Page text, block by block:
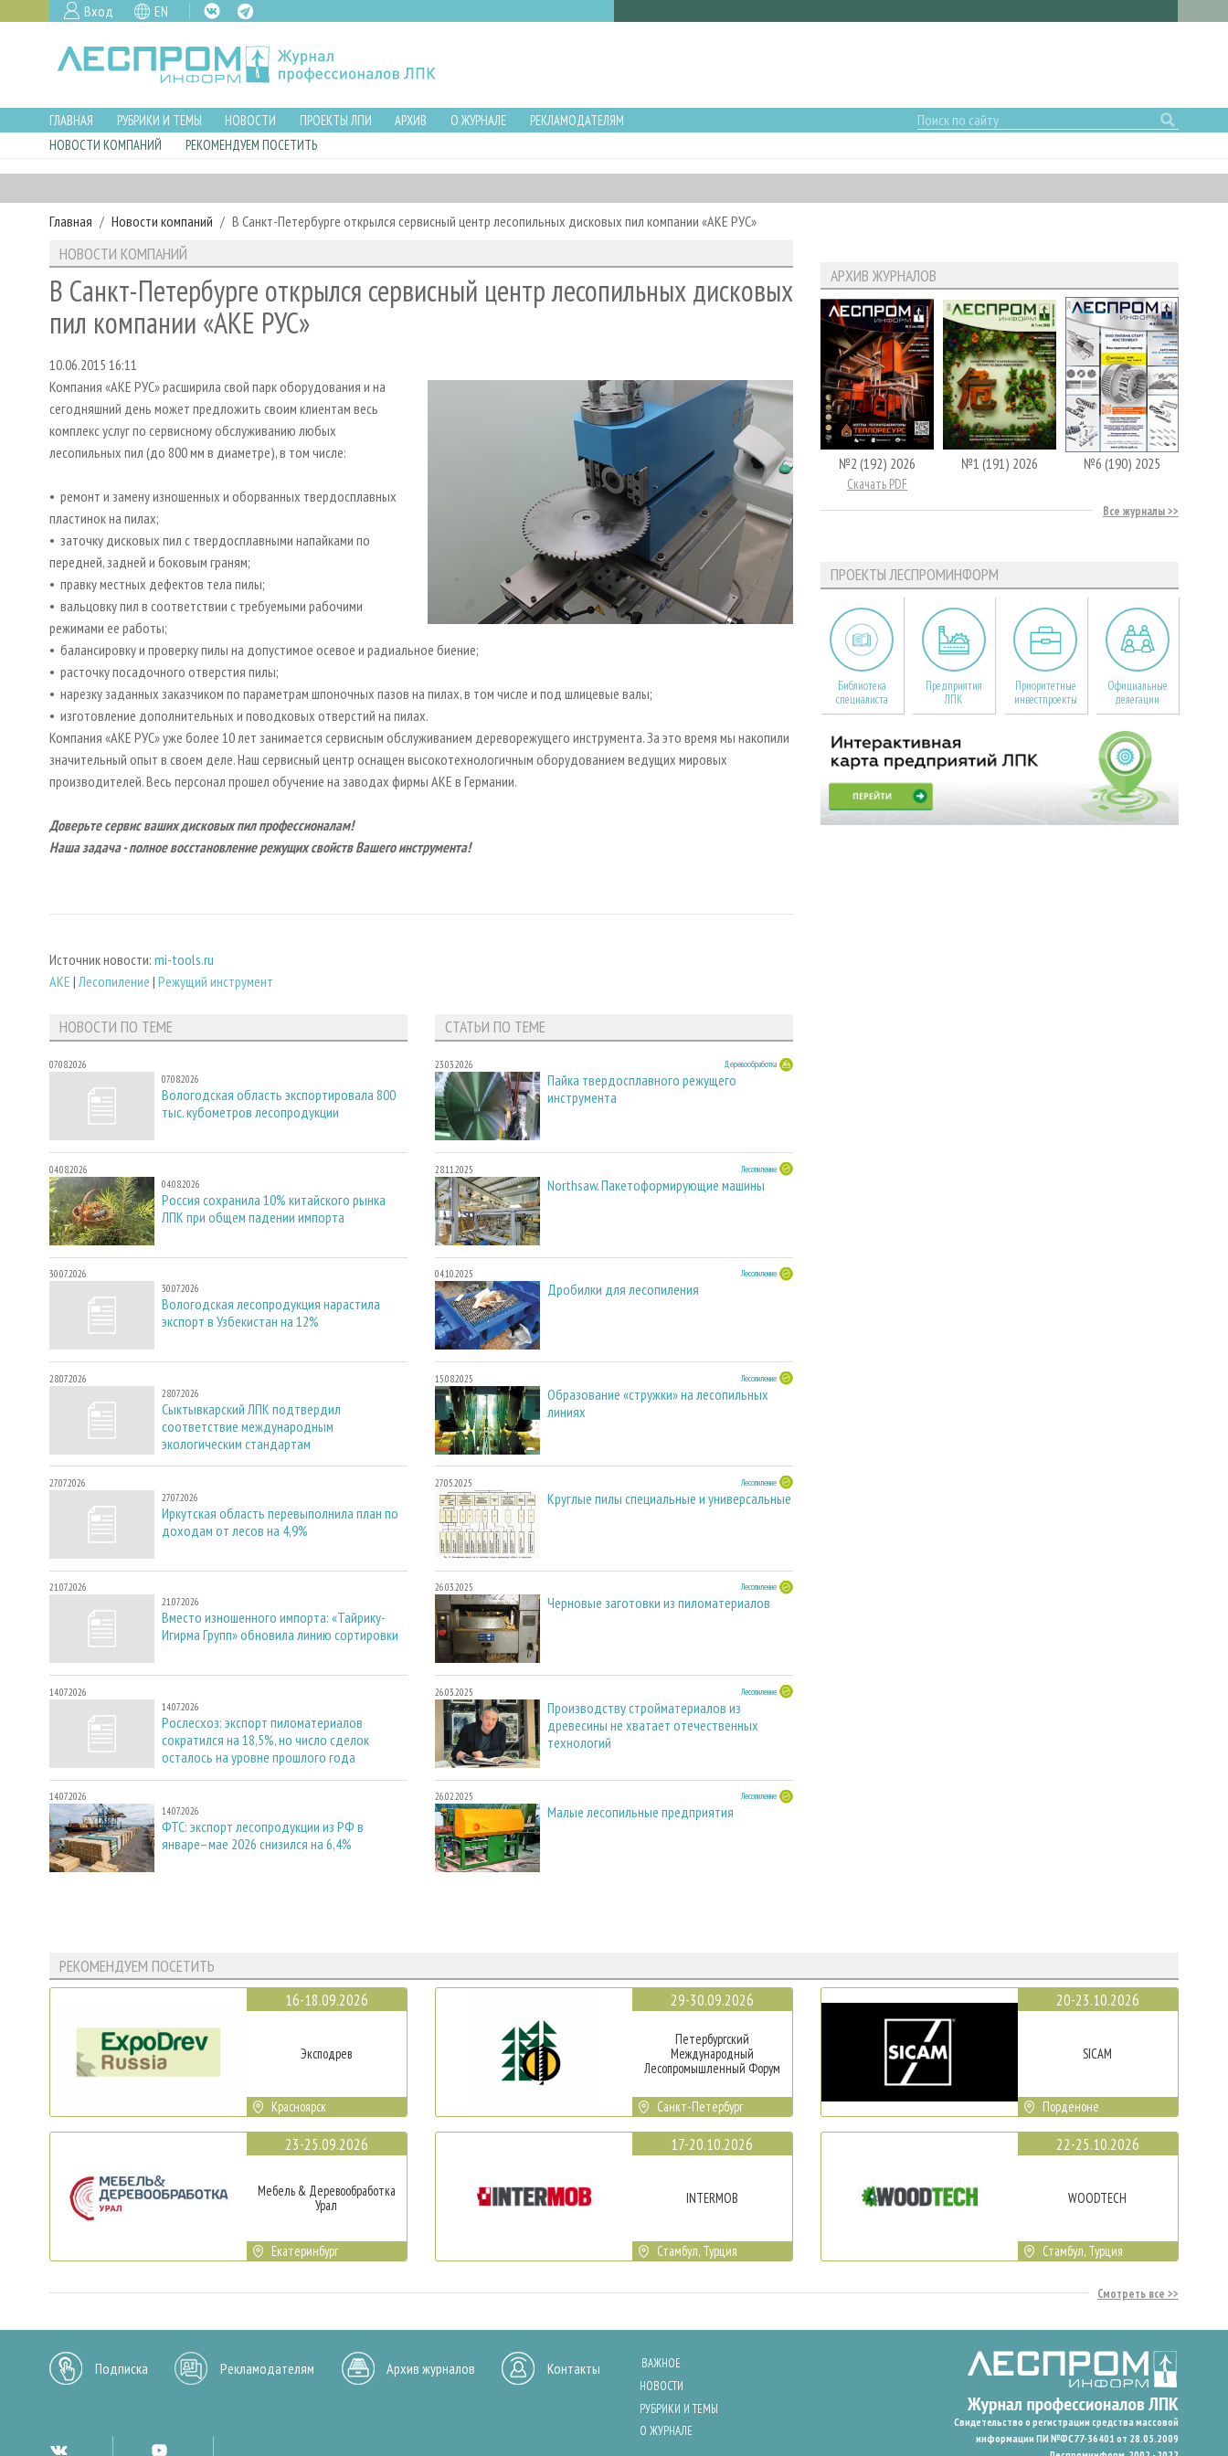
Вход EN
ГЛАВНАЯ РУБРИКИ И ТЕМЫ НОВОСТИ ПРОЕКТЫ ЛПИ АРХИВ О ЖУРНАЛЕ
РЕКЛАМОДАТЕЛЯМ
НОВОСТИ КОМПАНИЙ
РЕКОМЕНДУЕМ ПОСЕТИТЬ
Главная Новости компаний В Санкт-Петербурге открылся сервисный центр лесопильных дисковых пил компании «АКЕ РУС»
НОВОСТИ КОМПАНИЙ
В Санкт-Петербурге открылся сервисный центр лесопильных дисковых
пил компании «АКЕ РУС»
10.06.2015 16:11
Компания «АКЕ РУС» расширила свой парк оборудования и на
сегодняшний день может предложить своим клиентам весь
комплекс услуг по сервисному обслуживанию любых
лесопильных пил (до 800 мм в диаметре), в том числе:
• ремонт и замену изношенных и оборванных твердосплавных
пластинок на пилах;
• заточку дисковых пил с твердосплавными напайками по
передней, задней и боковым граням;
• правку местных дефектов тела пилы;
• вальцовку пил в соответствии с требуемыми рабочими
режимами ее работы;
• балансировку и проверку пилы на допустимое осевое и радиальное биение;
• расточку посадочного отверстия пилы;
• нарезку заданных заказчиком по параметрам шпоночных пазов на пилах, в том числе и под шлицевые валы;
• изготовление дополнительных и поводковых отверстий на пилах.
Компания «АКЕ РУС» уже более 10 лет занимается сервисным обслуживанием дереворежущего инструмента. За это время мы накопили
значительный опыт в своем деле. Наш сервисный центр оснащен высокотехнологичным оборудованием ведущих мировых
производителей. Весь персонал прошел обучение на заводах фирмы АКЕ в Германии.
Доверьте сервис ваших дисковых пил профессионалам!
Наша задача - полное восстановление режущих свойств Вашего инструмента!
Источник новости: mi-tools.ru
AKE | Лесопиление | Режущий инструмент
НОВОСТИ ПО ТЕМЕ
07.08.2026
07.08.2026
Вологодская область экспортировала 800
тыс. кубометров лесопродукции
04.08.2026
04.08.2026
Россия сохранила 10% китайского рынка
ЛПК при общем падении импорта
30.07.2026
30.07.2026
Вологодская лесопродукция нарастила
экспорт в Узбекистан на 12%
28.07.2026
28.07.2026
Сыктывкарский ЛПК подтвердил
соответствие международным
экологическим стандартам
27.07.2026
27.07.2026
Иркутская область перевыполнила план по
доходам от лесов на 4,9%
21.07.2026
21.07.2026
Вместо изношенного импорта: «Тайрику-
Игирма Групп» обновила линию сортировки
14.07.2026
14.07.2026
Рослесхоз: экспорт пиломатериалов
сократился на 18,5%, но число сделок
осталось на уровне прошлого года
14.07.2026
14.07.2026
ФТС: экспорт лесопродукции из РФ в
январе–мае 2026 снизился на 6,4%
СТАТЬИ ПО ТЕМЕ
23.03.2026 Деревообработка
Пайка твердосплавного режущего
инструмента
28.11.2025 Лесопиление
Northsaw. Пакетоформирующие машины
04.10.2025 Лесопиление
Дробилки для лесопиления
15.08.2025 Лесопиление
Образование «стружки» на лесопильных
линиях
27.05.2025 Лесопиление
Круглые пилы специальные и универсальные
26.03.2025 Лесопиление
Черновые заготовки из пиломатериалов
26.03.2025 Лесопиление
Производству стройматериалов из
древесины не хватает отечественных
технологий
26.02.2025 Лесопиление
Малые лесопильные предприятия
АРХИВ ЖУРНАЛОВ
№2 (192) 2026
Скачать PDF
№1 (191) 2026 №6 (190) 2025
Все журналы
ПРОЕКТЫ ЛЕСПРОМИНФОРМ
Библиотека
специалиста
Предприятия
ЛПК
Приоритетные
инвестпроекты
Официальные
делегации
РЕКОМЕНДУЕМ ПОСЕТИТЬ
16-18.09.2026
Эксподрев
Красноярск
23-25.09.2026
Мебель & Деревообработка
Урал
Екатеринбург
29-30.09.2026
Петербургский
Международный
Лесопромышленный Форум
Санкт-Петербург
17-20.10.2026
INTERMOB
Стамбул, Турция
20-23.10.2026
SICAM
Порденоне
22-25.10.2026
WOODTECH
Стамбул, Турция
Смотреть все
Подписка Рекламодателям Архив журналов Контакты
ВАЖНОЕ
НОВОСТИ
РУБРИКИ И ТЕМЫ
О ЖУРНАЛЕ
Свидетельство о регистрации средства массовой
информации ПИ №ФС77-36401 от 28.05.2009